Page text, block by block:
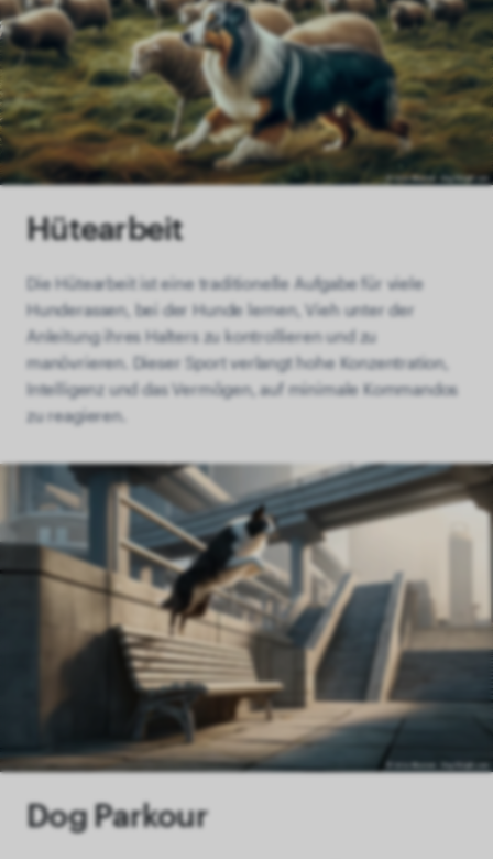
Hütearbeit
Die Hütearbeit ist eine traditionelle Aufgabe für viele
Hunderassen, bei der Hunde lernen, Vieh unter der
Anleitung ihres Halters zu kontrollieren und zu
manövrieren. Dieser Sport verlangt hohe Konzentration,
Intelligenz und das Vermögen, auf minimale Kommandos
zu reagieren.
Dog Parkour